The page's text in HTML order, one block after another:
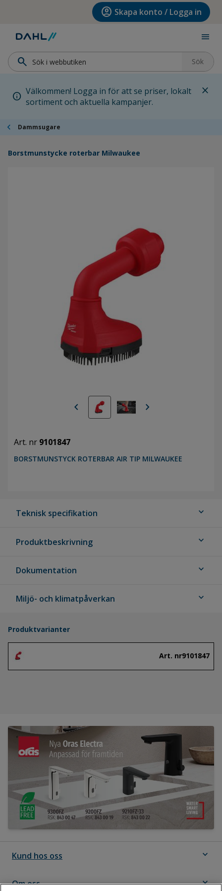
Hoppa till huvudinnehållet account_circle Skapa konto / Logga in
menu
search Sök
info Välkommen! Logga in för att se priser, lokalt
sortiment och aktuella kampanjer.
close
chevron_left Dammsugare
Borstmunstycke roterbar Milwaukee
chevron_left chevron_right
Art. nr 9101847
BORSTMUNSTYCK ROTERBAR AIR TIP MILWAUKEE
Teknisk specifikation expand_more
Produktbeskrivning expand_more
Dokumentation expand_more
Miljö- och klimatpåverkan expand_more
Produktvarianter
Art. nr9101847
Kund hos oss expand_more
Om oss expand_more